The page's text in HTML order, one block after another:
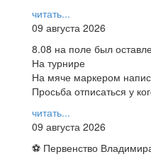
читать...
09 августа 2026
8.08 на поле был
На турнире
На мяче маркером
Просьба отписаться у
читать...
09 августа 2026
⚽ Первенство